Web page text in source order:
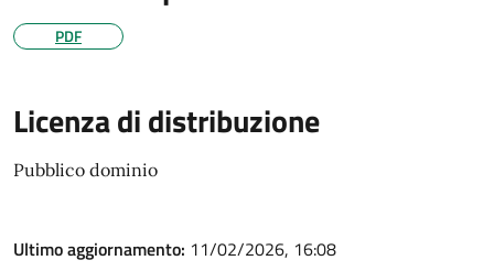
PDF
Licenza di distribuzione
Pubblico dominio
Ultimo aggiornamento: 11/02/2026, 16:08